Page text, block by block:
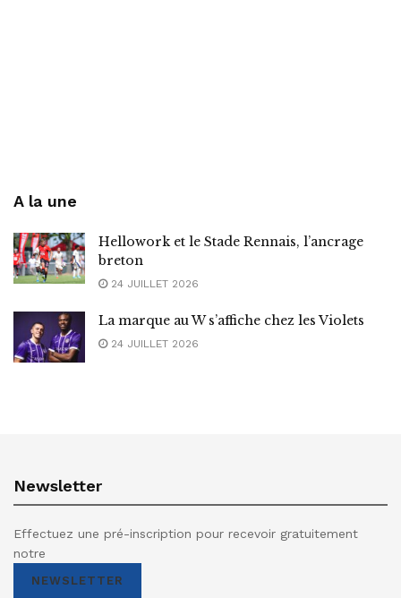
A la une
Hellowork et le Stade Rennais, l’ancrage
breton
24 JUILLET 2026
La marque au W s’affiche chez les Violets
24 JUILLET 2026
Newsletter
Effectuez une pré-inscription pour recevoir gratuitement
notre
NEWSLETTER